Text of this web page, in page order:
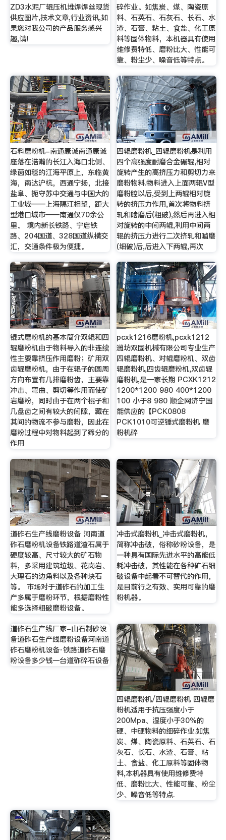
ZD3水泥厂辊压机堆焊焊丝现货
供应图片,技术文章,行业资讯,如
果您对我公司的产品服务感兴
趣,请!
碎作业。如焦炭、煤、陶瓷原
料、石英石、石灰石、长石、水
渣、石膏、粘土、食盐、化工原
料等固体物料，本机器具有使用
维修费特低、磨粉比大、性能可
靠、粉尘少、噪音低等特点。
石料磨粉机-南通康诚南通康诚
座落在浩瀚的长江入海口北侧、
绿茵如毯的江海平原上，东临黄
海，南达沪杭，西通宁扬，北接
盐阜、扼守苏中交通与中国大的
工业城——上海隔江相望，距大
型港口城市——南通仅70余公
里。 境内新长铁路、宁启铁
路、204国道、328国道纵横交
汇，交通条件极为便捷。
四辊磨粉机_四辊磨粉机是利用
四个高强度耐磨合金碾辊,相对
旋转产生的高挤压力和剪切力来
磨粉物料.物料进入上面两辊V型
磨粉腔以后,受到上两辊相对旋
转的挤压力作用,首次将物料挤
轧和啮磨后(粗破),然后再进入相
对旋转的中间两辊,利用中间两
辊的挤压力进行二次挤轧和啮磨
(细破)后,后进入下两辊,再次
锟式磨粉机的基本简介双辊和四
辊磨粉机由于物料导入的非连续
性主要靠挤压作用磨粉；矿用双
齿辊磨粉机，由于在辊子的圆周
方向布置有几排磨粉齿，主要靠
冲击、弯曲、剪切等作用而使矿
岩磨粉，同时由于在两个棍子和
几盘齿之间有较大的间隙，藏在
其间的物流不参与磨粉，因此在
磨粉过程中对物料起到了筛分的
作用
pcxk1216磨粉机,pcxk1212
潍坊双固机械有限公司专业生产
四辊磨粉机、对辊磨粉机、双齿
辊磨粉机,四齿辊磨粉机,双齿辊
磨粉机,是一家长期 PCXK1212
1200*1200 980 400*1200
100 小于8 980 顺企网济宁国
能供应的【PCK0808
PCK1010可逆锤式磨粉机 磨
粉机碎
道砟石生产线磨粉设备 河南道
砟石磨粉机设备铁路道渣石属于
硬度较高、尺寸较大的矿石物
料，多采用建筑垃圾、花岗岩、
大理石的边角料以及各种块石
等。 市场对于道砟石的加工生
产多属于磨粉环节，根据磨粉性
能多选择粗破磨粉设备。
冲击式磨粉机_冲击式磨粉机，
简称冲击破，俗称砂粉设备，是
一种具有国际先进水平的高能低
耗冲击破，其性能在各种矿石细
破设备中起着不可替代的作用，
是目前行之有效、实用可靠的磨
粉机器。
道砟石生产线厂家-山石制砂设
备道砟石生产线磨粉设备河南道
砟石磨粉机设备·铁路道砟石磨
粉设备多少钱一台道砟碎石设备
四辊磨粉机/四辊磨粉机 四辊磨
粉机适用于抗压强度小于
200Mpa、湿度小于30%的
硬、中硬物料的细碎作业.如焦
炭、煤、陶瓷原料、石英石、石
灰石、长石、水渣、石膏、粘
土、食盐、化工原料等固体物
料,本机器具有使用维修费特
低、磨粉比大、性能可靠、粉尘
少、噪音低等特点.